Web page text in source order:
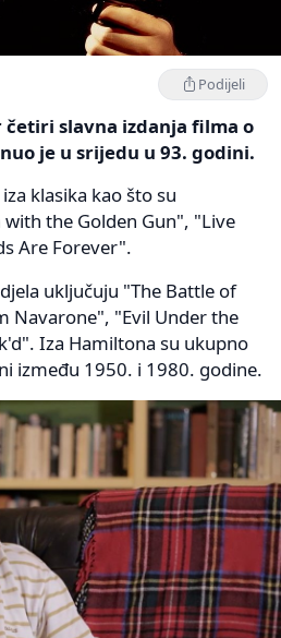
Podijeli
četiri slavna izdanja filma o
je u srijedu u 93. godini.
klasika kao što su
the Golden Gun", "Live
Are Forever".
uključuju "The Battle of
Navarone", "Evil Under the
Iza Hamiltona su ukupno
između 1950. i 1980. godine.